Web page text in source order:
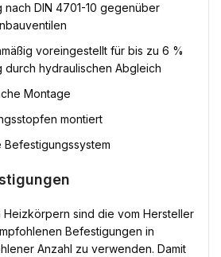
nach DIN 4701-10 gegenüber
voreingestellt für bis zu 6 %
durch hydraulischen Abgleich
Montage
montiert
sind die vom Hersteller
Befestigungen in
Anzahl zu verwenden. Damit